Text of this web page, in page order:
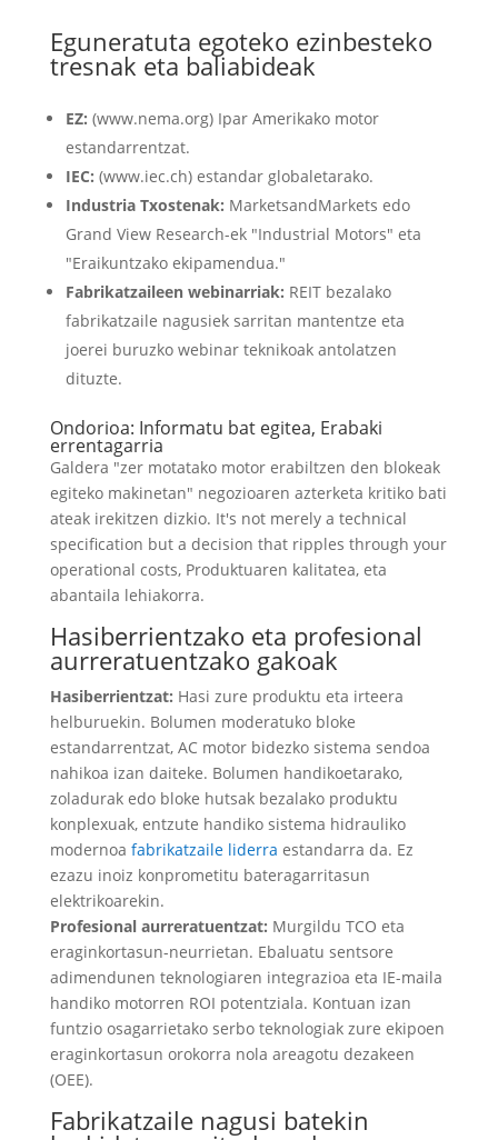
Eguneratuta egoteko ezinbesteko
tresnak eta baliabideak
EZ: (www.nema.org) Ipar Amerikako motor
estandarrentzat.
IEC: (www.iec.ch) estandar globaletarako.
Industria Txostenak: MarketsandMarkets edo
Grand View Research-ek "Industrial Motors" eta
"Eraikuntzako ekipamendua."
Fabrikatzaileen webinarriak: REIT bezalako
fabrikatzaile nagusiek sarritan mantentze eta
joerei buruzko webinar teknikoak antolatzen
dituzte.
Ondorioa: Informatu bat egitea, Erabaki
errentagarria
Galdera "zer motatako motor erabiltzen den blokeak
egiteko makinetan" negozioaren azterketa kritiko bati
ateak irekitzen dizkio. It's not merely a technical
specification but a decision that ripples through your
operational costs, Produktuaren kalitatea, eta
abantaila lehiakorra.
Hasiberrientzako eta profesional
aurreratuentzako gakoak
Hasiberrientzat: Hasi zure produktu eta irteera
helburuekin. Bolumen moderatuko bloke
estandarrentzat, AC motor bidezko sistema sendoa
nahikoa izan daiteke. Bolumen handikoetarako,
zoladurak edo bloke hutsak bezalako produktu
konplexuak, entzute handiko sistema hidrauliko
modernoa fabrikatzaile liderra estandarra da. Ez
ezazu inoiz konprometitu bateragarritasun
elektrikoarekin.
Profesional aurreratuentzat: Murgildu TCO eta
eraginkortasun-neurrietan. Ebaluatu sentsore
adimendunen teknologiaren integrazioa eta IE-maila
handiko motorren ROI potentziala. Kontuan izan
funtzio osagarrietako serbo teknologiak zure ekipoen
eraginkortasun orokorra nola areagotu dezakeen
(OEE).
Fabrikatzaile nagusi batekin